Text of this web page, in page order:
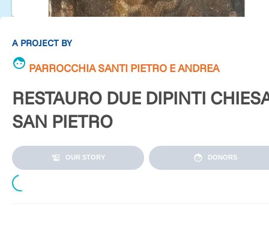
A PROJECT BY
PARROCCHIA SANTI PIETRO E ANDREA
RESTAURO DUE DIPINTI
SAN PIETRO
OUR STORY DONORS
Loading...